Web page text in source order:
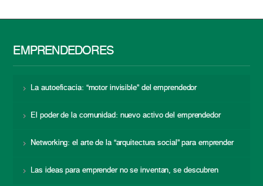
EMPRENDEDORES
La autoeficacia: “motor invisible” del emprendedor
El poder de la comunidad: nuevo activo del emprendedor
Networking: el arte de la “arquitectura social” para emprender
Las ideas para emprender no se inventan, se descubren